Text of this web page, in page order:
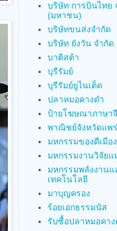
บริษัท การบินไทย
(มหาชน)
บริษัทขนส่งจำกัด
บริษัท ยังวัน จำกัด
บาติสต้า
บุรีรัมย์
บุรีรัมย์ยูไนเต็ด
ปลาหมอคางดำ
ป้ายโฆษณาภาษา
พาณิชย์จังหวัดแพร่
มหกรรมของดีเมือ
มหกรรมงานวิจัยแ
มหกรรมพลังงานแ
เทคโนโลยี
มาบุญครอง
ร้อยเอกธรรมนัส
รับซื้อปลาหมอคาง